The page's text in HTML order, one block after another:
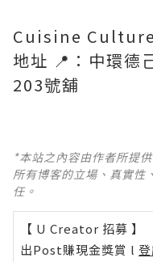
Cuisine Culture
地址 📍：中環德
203號舖
*本站之內容由作者所提
所有博客的立場、真實性
任。
【 U Creator 招募 】
出Post賺現金獎賞 l